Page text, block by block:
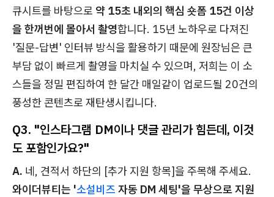
큐시트를 바탕으로 약 15초 내외의 핵심 숏폼 15건 이상
을 한꺼번에 몰아서 촬영합니다. 15년 노하우로 다져진
'질문-답변' 인터뷰 방식을 활용하기 때문에 원장님은 큰
부담 없이 빠르게 촬영을 마치실 수 있으며, 저희는 이 소
스들을 정밀 편집하여 한 달간 매일같이 업로드될 20건의
풍성한 콘텐츠로 재탄생시킵니다.
Q3. "인스타그램 DM이나 댓글 관리가 힘든데, 이것
도 포함인가요?"
A. 네, 견적서 하단의 [추가 지원 항목]을 주목해 주세요.
와이더뷰티는 '소설비즈 자동 DM 세팅'을 무상으로 지원